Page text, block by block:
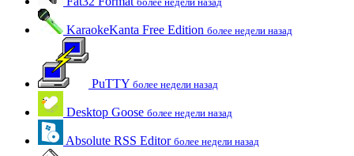
KaraokeKanta Free Edition более недели назад
PuTTY более недели назад
Desktop Goose более недели назад
Absolute RSS Editor более недели назад